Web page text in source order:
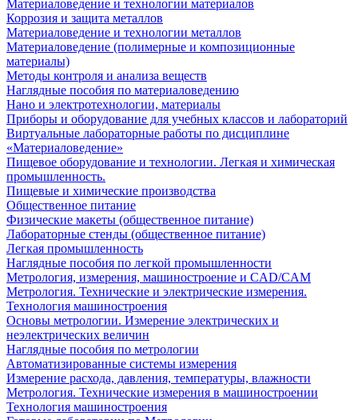
Материаловедение и технологии материалов
Коррозия и защита металлов
Материаловедение и технологии металлов
Материаловедение (полимерные и композиционные
материалы)
Методы контроля и анализа веществ
Наглядные пособия по материаловедению
Нано и электротехнологии, материалы
Приборы и оборудование для учебных классов и лабораторий
Виртуальные лабораторные работы по дисциплине
«Материаловедение»
Пищевое оборудование и технологии. Легкая и химическая
промышленность.
Пищевые и химические производства
Общественное питание
Физические макеты (общественное питание)
Лабораторные стенды (общественное питание)
Легкая промышленность
Наглядные пособия по легкой промышленности
Метрология, измерения, машиностроение и CAD/CAM
Метрология. Технические и электрические измерения.
Технология машиностроения
Основы метрологии. Измерение электрических и
неэлектрических величин
Наглядные пособия по метрологии
Автоматизированные системы измерения
Измерение расхода, давления, температуры, влажности
Метрология. Технические измерения в машиностроении
Технология машиностроения